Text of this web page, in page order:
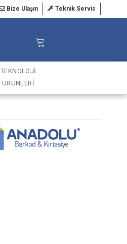
Bize Ulaşın Teknik Servis
TEKNOLOJİ
ÜRÜNLERİ